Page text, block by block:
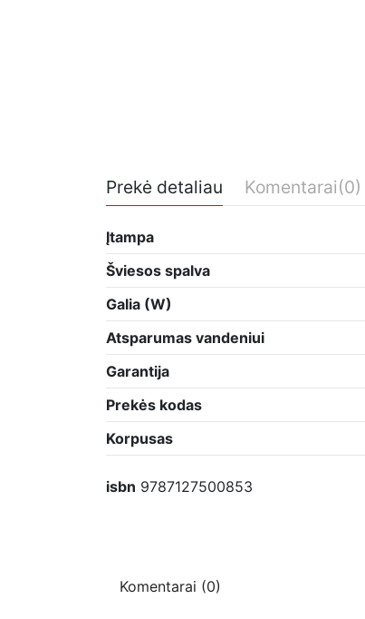
Prekė detaliau Komentarai(0)
Įtampa
Šviesos spalva
Galia (W)
Atsparumas vandeniui
Garantija
Prekės kodas
Korpusas
isbn 9787127500853
Komentarai (0)